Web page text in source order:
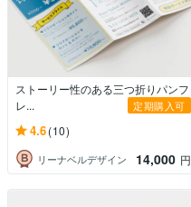
ストーリー性のある三つ折りパンフ
レ...
定期購入可
4.6(10)
リーナベルデザイン 14,000 円